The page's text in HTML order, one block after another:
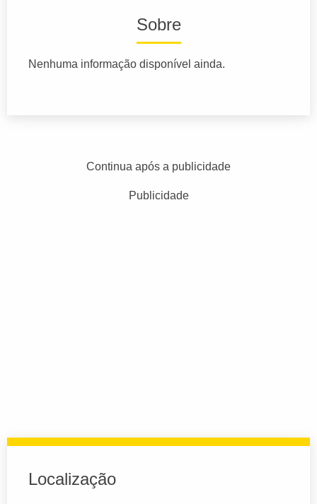
Sobre
Nenhuma informação disponível ainda.
Continua após a publicidade
Publicidade
Localização